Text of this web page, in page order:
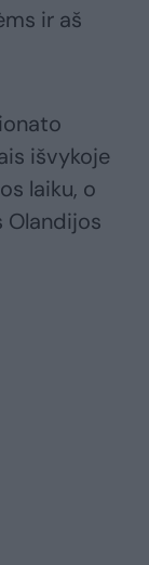
ir aš
išvykoje
laiku, o
Olandijos